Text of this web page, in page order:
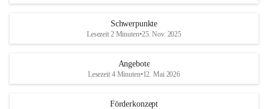
Schwerpunkte
Lesezeit 2 Minuten•25. Nov. 2025
Angebote
Lesezeit 4 Minuten•12. Mai 2026
Förderkonzept